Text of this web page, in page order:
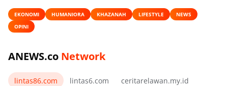
EKONOMI HUMANIORA KHAZANAH LIFESTYLE
NEWS
OPINI
ANEWS.co Network
lintas86.com lintas6.com ceritarelawan.my.id